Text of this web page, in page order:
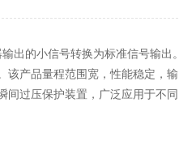
出的小信号转换为标准信号输出。
该产品量程范围宽，性能稳定，输
间过压保护装置，广泛应用于不同